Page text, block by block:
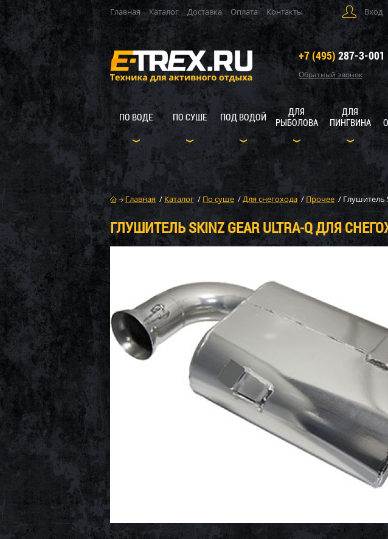
Главная Каталог Доставка Оплата Контакты Вход
+7 (495) 287-3-001
Обратный звонок
ПО ВОДЕ ПО СУШЕ ПОД ВОДОЙ
ДЛЯ
РЫБОЛОВА
ДЛЯ
ПИНГВИНА
Главная / Каталог / По суше /Для снегохода / Прочее / Глушитель
ГЛУШИТЕЛЬ SKINZ GEAR ULTRA-Q ДЛЯ